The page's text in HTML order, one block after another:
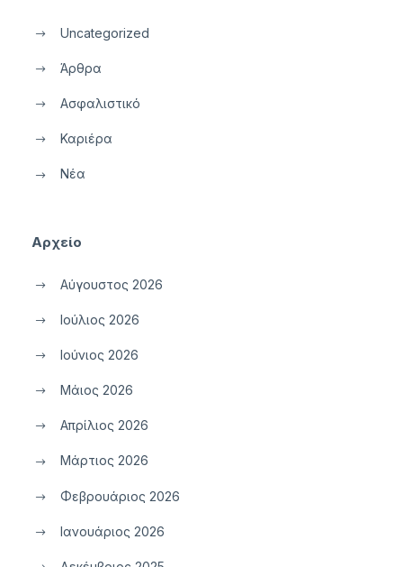
Uncategorized
Άρθρα
Ασφαλιστικό
Καριέρα
Νέα
Αρχείο
Αύγουστος 2026
Ιούλιος 2026
Ιούνιος 2026
Μάιος 2026
Απρίλιος 2026
Μάρτιος 2026
Φεβρουάριος 2026
Ιανουάριος 2026